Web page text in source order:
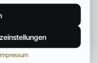
→
Impressum